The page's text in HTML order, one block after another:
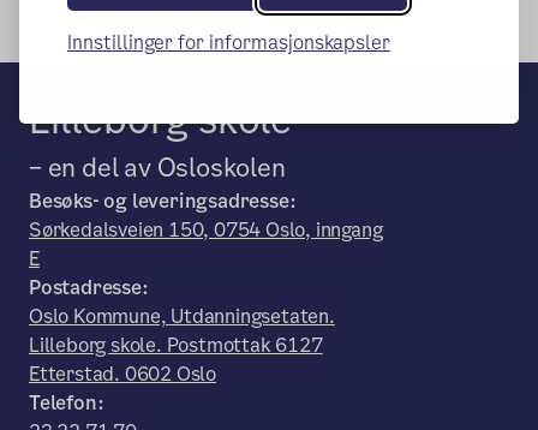
Innstillinger for informasjonskapsler
Lilleborg skole
– en del av Osloskolen
Besøks- og leveringsadresse:
Sørkedalsveien 150, 0754 Oslo, inngang
E
Postadresse:
Oslo Kommune, Utdanningsetaten.
Lilleborg skole. Postmottak 6127
Etterstad. 0602 Oslo
Telefon: